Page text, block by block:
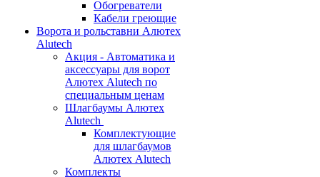
Обогреватели
Кабели греющие
Ворота и рольставни Алютех
Alutech
Акция - Автоматика и
аксессуары для ворот
Алютех Alutech по
специальным ценам
Шлагбаумы Алютех
Alutech
Комплектующие
для шлагбаумов
Алютех Alutech
Комплекты